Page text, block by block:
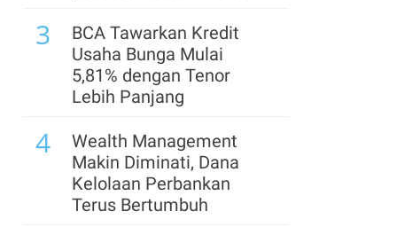
3
BCA Tawarkan Kredit
Usaha Bunga Mulai
5,81% dengan Tenor
Lebih Panjang
4
Wealth Management
Makin Diminati, Dana
Kelolaan Perbankan
Terus Bertumbuh